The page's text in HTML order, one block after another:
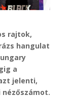
rajtok,
hangulat
a
jelenti,